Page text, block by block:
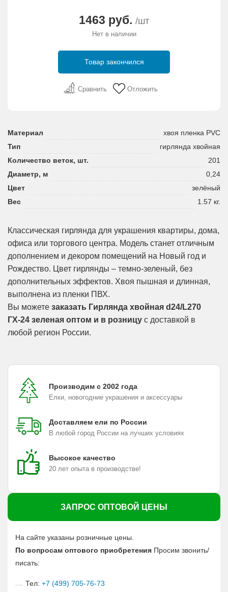
1463 руб. /шт
Нет в наличии
Товар закончился
Сравнить Отложить
Материал
хвоя пленка PVC
Тип
гирлянда хвойная
Количество веток, шт.
201
Диаметр, м
0,24
Цвет
зелёный
Вес
1.57 кг.
Классическая гирлянда для украшения квартиры, дома,
офиса или торгового центра. Модель станет отличным
дополнением и декором помещений на Новый год и
Рождество. Цвет гирлянды – темно-зеленый, без
дополнительных эффектов. Хвоя пышная и длинная,
выполнена из пленки ПВХ.
Вы можете заказать Гирлянда хвойная d24/L270
ГХ-24 зеленая оптом и в розницу с доставкой в
любой регион России.
Производим с 2002 года
Елки, новогодние украшения и аксессуары
Доставляем ели по России
В любой город России на лучших условиях
Высокое качество
20 лет опыта в производстве!
ЗАПРОС ОПТОВОЙ ЦЕНЫ
На сайте указаны розничные цены.
По вопросам оптового приобретения Просим звонить/
писать:
Тел: +7 (499) 705-76-73
СЕРТИФИКАТЫ